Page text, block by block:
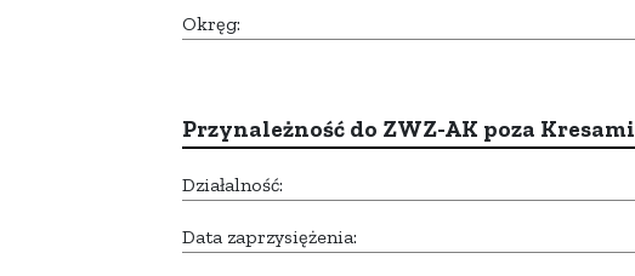
Okręg:
Przynależność do ZWZ-AK poza Kresami
Działalność:
Data zaprzysiężenia: